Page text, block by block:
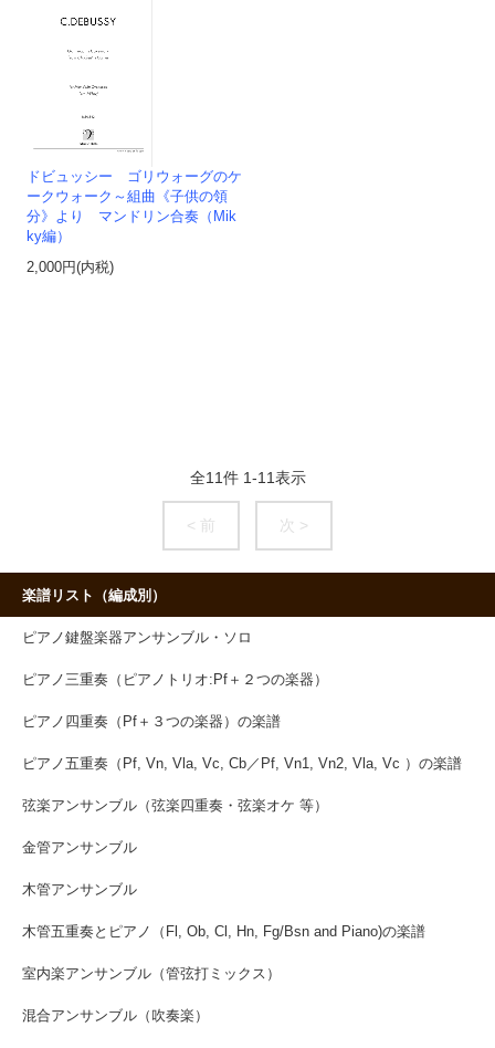
ドビュッシー ゴリウォーグのケ
ークウォーク～組曲《子供の領
分》より マンドリン合奏（Mik
ky編）
2,000円(内税)
全11件 1-11表示
< 前 次 >
楽譜リスト（編成別）
ピアノ鍵盤楽器アンサンブル・ソロ
ピアノ三重奏（ピアノトリオ:Pf＋２つの楽器）
ピアノ四重奏（Pf＋３つの楽器）の楽譜
ピアノ五重奏（Pf, Vn, Vla, Vc, Cb／Pf, Vn1, Vn2, Vla, Vc ）の楽譜
弦楽アンサンブル（弦楽四重奏・弦楽オケ 等）
金管アンサンブル
木管アンサンブル
木管五重奏とピアノ（Fl, Ob, Cl, Hn, Fg/Bsn and Piano)の楽譜
室内楽アンサンブル（管弦打ミックス）
混合アンサンブル（吹奏楽）